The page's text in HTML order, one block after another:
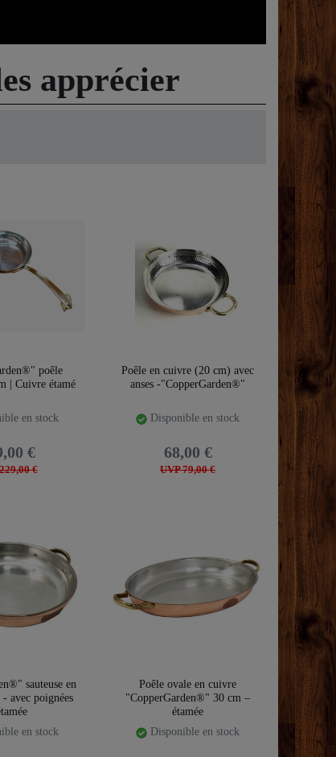
apprécier
poêle
| Cuivre étamé
en stock
€
€
Poêle en cuivre (20 cm) avec
anses -"CopperGarden®"
Disponible en stock
UVP 79,00 €
68,00 €
sauteuse en
avec poignées
en stock
Poêle ovale en cuivre
"CopperGarden®" 30 cm –
étamée
Disponible en stock